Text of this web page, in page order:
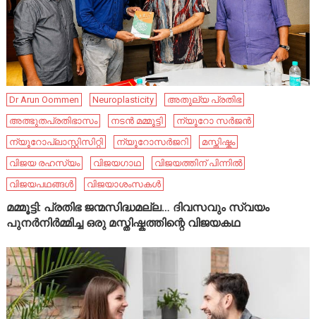
Dr Arun Oommen Neuroplasticity
അതുല്യ പ്രതിഭ
അത്ഭുതപ്രതിഭാസം
നടൻ മമ്മൂട്ടി
ന്യൂറോ സർജൻ
ന്യൂറോപ്ലാസ്റ്റിസിറ്റി
ന്യൂറോസർജറി
മസ്തിഷ്കം
വിജയ രഹസ്യം
വിജയഗാഥ
വിജയത്തിന് പിന്നിൽ
വിജയപഥങ്ങൾ
വിജയാശംസകൾ
മമ്മൂട്ടി: പ്രതിഭ ജന്മസിദ്ധമല്ല… ദിവസവും സ്വയം
പുനർനിർമ്മിച്ച ഒരു മസ്തിഷ്കത്തിന്റെ വിജയകഥ